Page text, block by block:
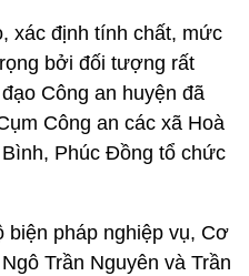
xác định tính chất, mức
bởi đối tượng rất
Công an huyện đã
Công an các xã Hoà
Phúc Đồng tổ chức
biện pháp nghiệp vụ, Cơ
Trần Nguyên và Trần